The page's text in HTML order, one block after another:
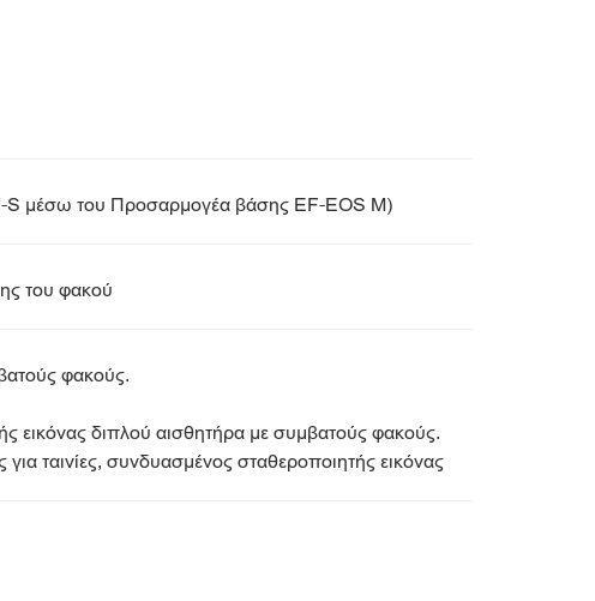
S μέσω του Προσαρμογέα βάσης EF-EOS M)
του φακού
φακούς.
εικόνας διπλού αισθητήρα με συμβατούς φακούς.
ταινίες, συνδυασμένος σταθεροποιητής εικόνας